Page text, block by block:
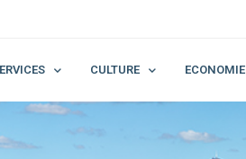
CULTURE ECONOMIE